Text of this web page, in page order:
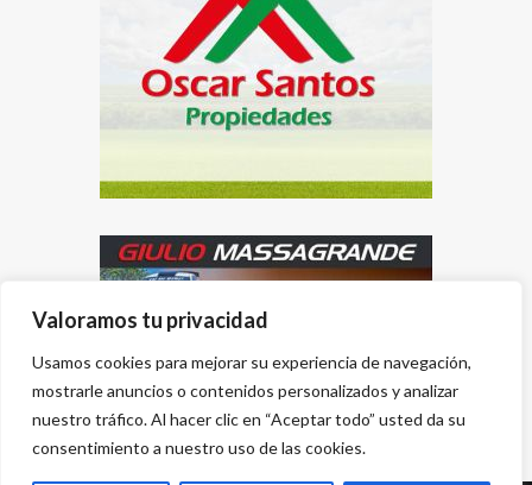
Valoramos tu privacidad
Usamos cookies para mejorar su experiencia de navegación,
mostrarle anuncios o contenidos personalizados y analizar
nuestro tráfico. Al hacer clic en “Aceptar todo” usted da su
consentimiento a nuestro uso de las cookies.